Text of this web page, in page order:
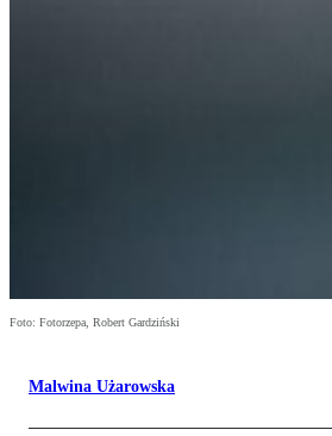
Foto: Fotorzepa, Robert Gardziński
Malwina Użarowska